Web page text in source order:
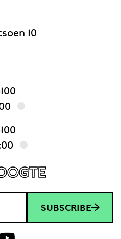
10
SUBSCRIBE